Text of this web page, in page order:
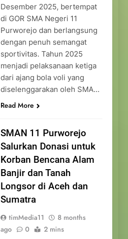
Desember 2025, bertempat
di GOR SMA Negeri 11
Purworejo dan berlangsung
dengan penuh semangat
sportivitas. Tahun 2025
menjadi pelaksanaan ketiga
dari ajang bola voli yang
diselenggarakan oleh SMA…
Read More
SMAN 11 Purworejo
Salurkan Donasi untuk
Korban Bencana Alam
Banjir dan Tanah
Longsor di Aceh dan
Sumatra
timMedia11
8 months
ago
0 2 mins